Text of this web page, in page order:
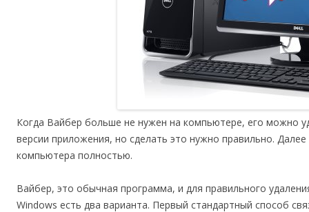
Когда Вайбер больше не нужен на компьютере, его можно
версии приложения, но сделать это нужно правильно.
компьютера полностью.
Вайбер, это обычная программа, и для правильного
Windows есть два варианта. Первый стандартный способ